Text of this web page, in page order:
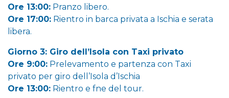
Ore 13:00: Pranzo libero.
Ore 17:00: Rientro in barca privata a Ischia e serata
libera.
Giorno 3: Giro dell’Isola con Taxi privato
Ore 9:00: Prelevamento e partenza con Taxi
privato per giro dell’Isola d’Ischia
Ore 13:00: Rientro e fne del tour.